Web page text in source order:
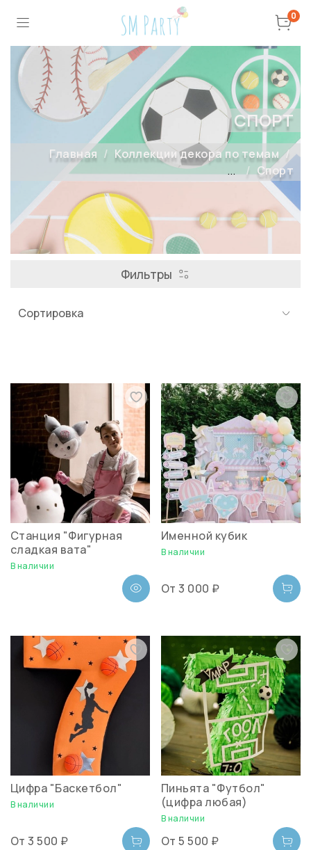
0
СПОРТ
Главная
Коллекции декора по темам
...
Спорт
Фильтры
Станция "Фигурная
сладкая вата"
В наличии
Именной кубик
В наличии
От 3 000 ₽
Цифра "Баскетбол"
В наличии
От 3 500 ₽
Пиньята "Футбол"
(цифра любая)
В наличии
От 5 500 ₽